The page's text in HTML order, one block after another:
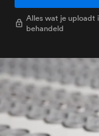
Alles wat je
behandeld